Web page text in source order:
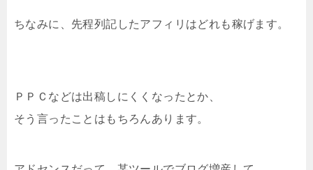
ちなみに、先程列記したアフィリはどれも稼げます。
ＰＰＣなどは出稿しにくくなったとか、
そう言ったことはもちろんあります。